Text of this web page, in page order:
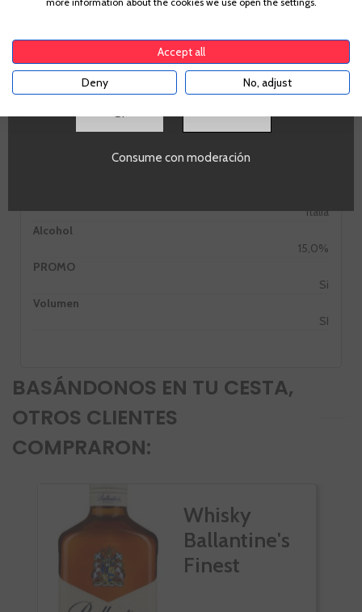
Información Técnica
Italia
Alcohol
15,0%
PROMO
Si
Volumen
SI
BASÁNDONOS EN TU CESTA,
OTROS CLIENTES
COMPRARON:
Whisky
Ballantine's
Finest
tu país de residencia, lo cual es suficiente para
aplicable. Confirma si tienes más de18años
Consume con moderación
Accept all
Deny No, adjust